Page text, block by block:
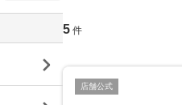
5 件
店舗公式